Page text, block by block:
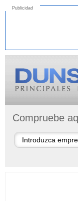
Publicidad
Compruebe